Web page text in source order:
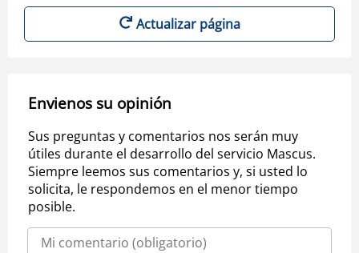
Actualizar página
Envienos su opinión
Sus preguntas y comentarios nos serán muy
útiles durante el desarrollo del servicio Mascus.
Siempre leemos sus comentarios y, si usted lo
solicita, le respondemos en el menor tiempo
posible.